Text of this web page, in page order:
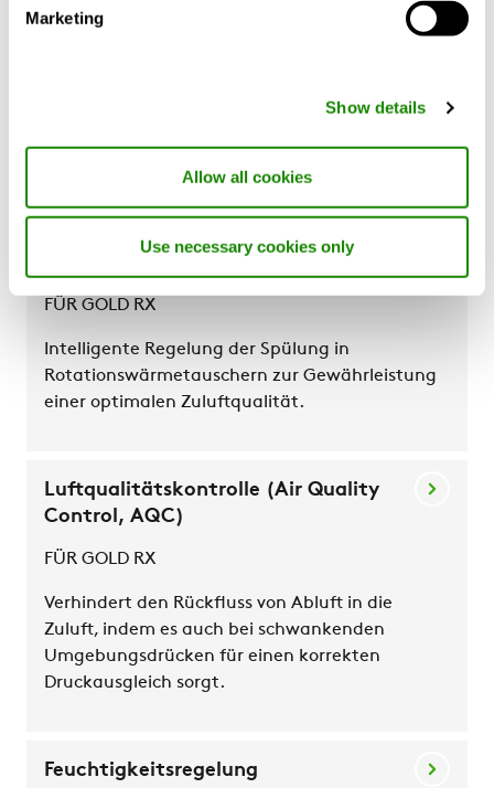
Marketing
Show details
Allow all cookies
Use necessary cookies only
SMART Link+
Kühlenergie, was zu erheblichen
Energieeinsparungen führt.
Carry-over-Regelung
FÜR GOLD RX
Intelligente Regelung der Spülung in
Rotationswärmetauschern zur Gewährleistung
einer optimalen Zuluftqualität.
Luftqualitätskontrolle (Air Quality
Control, AQC)
FÜR GOLD RX
Verhindert den Rückfluss von Abluft in die
Zuluft, indem es auch bei schwankenden
Umgebungsdrücken für einen korrekten
Druckausgleich sorgt.
Feuchtigkeitsregelung